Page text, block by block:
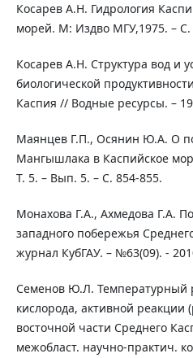
Косарев А.Н. Гидрология
морей. М: Издво МГУ,1975. – С.
Косарев А.Н. Структура вод и
биологической
Каспия // Водные ресурсы. –
Маянцев Г.П., Осянин Ю.А. О
Мангышлака в Каспийское
Т. 5. – Вып. 5. – С. 854-855.
Монахова Г.А., Ахмедова Г.А.
западного побережья
журнал КубГАУ. – №63(09). -
Семенов Ю.Л. Температурный
кислорода, активной реакции
восточной части Среднего
межобласт. научно-практич.